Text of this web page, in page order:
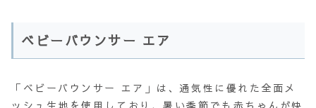
ベビーバウンサー エア
「ベビーバウンサー エア」は、通気性に優れた全面メ